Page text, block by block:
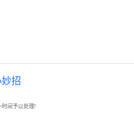
招
间予以处理!